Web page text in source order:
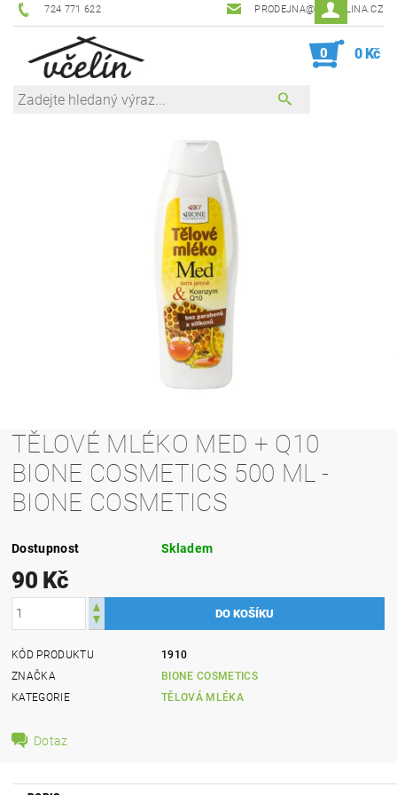
724 771 622 PRODEJNA@ZEVCELINA.CZ
0 0 Kč
TĚLOVÉ MLÉKO MED + Q10
BIONE COSMETICS 500 ML -
BIONE COSMETICS
Dostupnost Skladem
90 Kč
KÓD PRODUKTU
1910
ZNAČKA
BIONE COSMETICS
KATEGORIE
TĚLOVÁ MLÉKA
Dotaz